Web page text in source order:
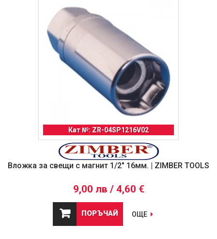
Кат №: ZR-04SP1216V02
Вложка за свещи с магнит 1/2" 16мм. | ZIMBER TOOLS
9,00 лв / 4,60 €
ПОРЪЧАЙ ОЩЕ